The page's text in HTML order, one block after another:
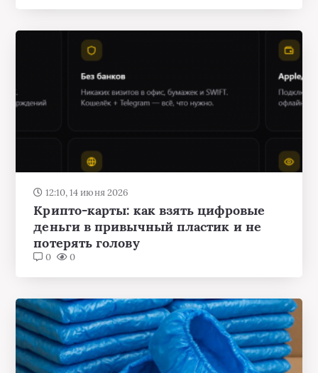
12:10, 14 июня 2026
Крипто‑карты: как взять цифровые
деньги в привычный пластик и не
потерять голову
0 0